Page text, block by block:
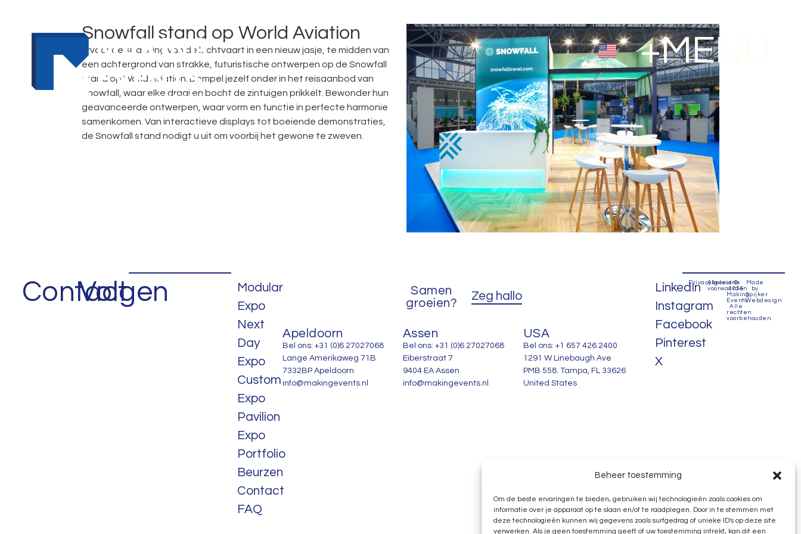
Beheer toestemming
Om de beste ervaringen te bieden, gebruiken wij technologieën zoals cookies om
informatie over je apparaat op te slaan en/of te raadplegen. Door in te stemmen met
deze technologieën kunnen wij gegevens zoals surfgedrag of unieke ID's op deze site
verwerken. Als je geen toestemming geeft of uw toestemming intrekt, kan dit een
+MENU
X
Snowfall stand op World Aviation
Ervaar de spanning van de luchtvaart in een nieuw jasje, te midden van
een achtergrond van strakke, futuristische ontwerpen op de Snowfall
stand op World Aviation. Dompel jezelf onder in het reisaanbod van
Snowfall, waar elke draai en bocht de zintuigen prikkelt. Bewonder hun
geavanceerde ontwerpen, waar vorm en functie in perfecte harmonie
samenkomen. Van interactieve displays tot boeiende demonstraties,
de Snowfall stand nodigt u uit om voorbij het gewone te zweven.
Contact
Volgen
Modular
Expo
Next
Day
Expo
Custom
Expo
Pavilion
Expo
Portfolio
Beurzen
Contact
FAQ
Samen
groeien?
Zeg hallo
Apeldoorn
Bel ons: +31 (0)6 27027068
Lange Amerikaweg 71B
7332BP Apeldoorn
info@makingevents.nl
Assen
Bel ons: +31 (0)6 27027068
Eiberstraat 7
9404 EA Assen
info@makingevents.nl
USA
Bel ons: +1 657 426 2400
1291 W Linebaugh Ave
PMB 558. Tampa, FL 33626
United States
LinkedIn
Instagram
Facebook
Pinterest
X
Privacybeleid
Algemene
voorwaarden
©
2035
Making
Events.
Alle
rechten
voorbehouden.
Made
by
Spijker
Webdesign